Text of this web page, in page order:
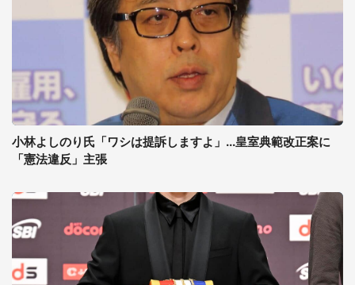
小林よしのり氏「ワシは提訴しますよ」...皇室典範改正案に
「憲法違反」主張